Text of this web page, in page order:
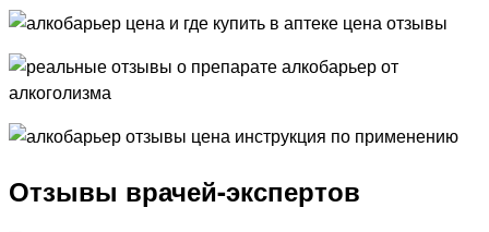
Отзывы врачей-экспертов